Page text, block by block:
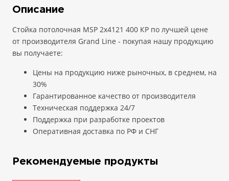
Описание
Стойка потолочная MSP 2х4121 400 КР по лучшей цене
от производителя Grand Line - покупая нашу продукцию
вы получаете:
Цены на продукцию ниже рыночных, в среднем, на
30%
Гарантированное качество от производителя
Техническая поддержка 24/7
Поддержка при разработке проектов
Оперативная доставка по РФ и СНГ
Рекомендуемые продукты